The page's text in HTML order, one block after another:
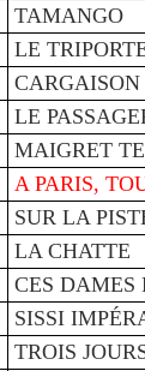
TAMANGO
LE
LE
MAIGRET
A PARIS,
SUR LA
LA CHATTE
CES DAMES
SISSI
TROIS